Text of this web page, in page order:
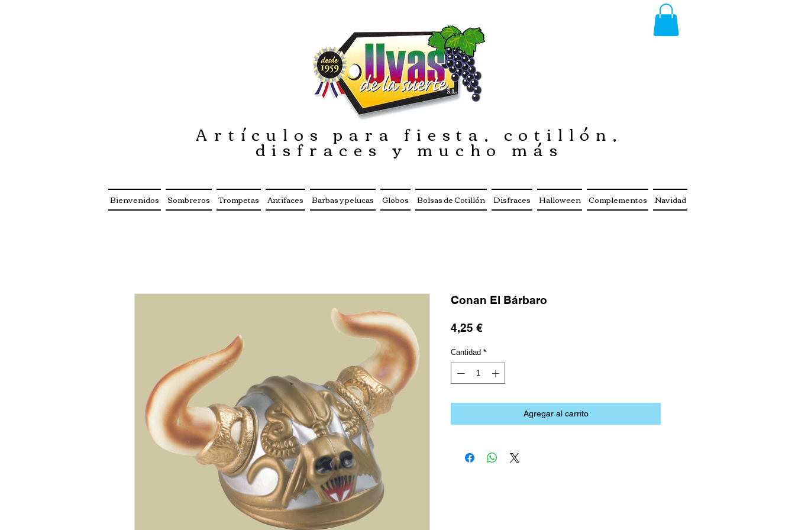
Conan El Bárbaro
4,25 €Precio
Cantidad *
Agregar al carrito
Artículos para fiesta, cotillón,
disfraces y mucho más
Bienvenidos Sombreros Trompetas Antifaces Barbas y pelucas Globos Bolsas de Cotillón Disfraces Halloween Complementos Navidad